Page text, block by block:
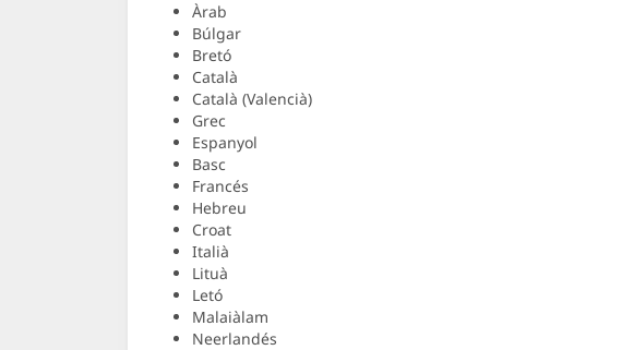
Àrab
Búlgar
Bretó
Català
Català (Valencià)
Grec
Espanyol
Basc
Francés
Hebreu
Croat
Italià
Lituà
Letó
Malaiàlam
Neerlandés